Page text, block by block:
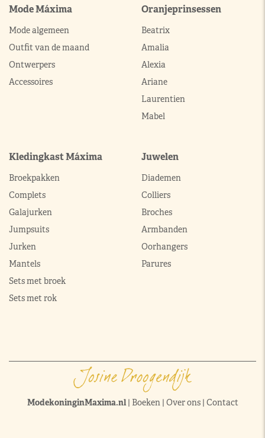
Mode Máxima
Mode algemeen
Outfit van de maand
Ontwerpers
Accessoires
Oranjeprinsessen
Beatrix
Amalia
Alexia
Ariane
Laurentien
Mabel
Kledingkast Máxima
Broekpakken
Complets
Galajurken
Jumpsuits
Jurken
Mantels
Sets met broek
Sets met rok
Juwelen
Diademen
Colliers
Broches
Armbanden
Oorhangers
Parures
ModekoninginMaxima.nl| Boeken| Over ons| Contact